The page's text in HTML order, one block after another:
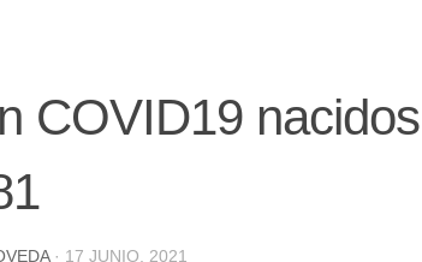
COVID19
· 17 JUNIO, 2021